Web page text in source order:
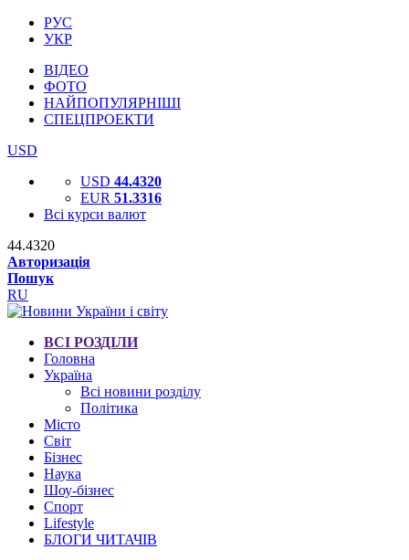
РУС
УКР
ВІДЕО
ФОТО
НАЙПОПУЛЯРНІШІ
СПЕЦПРОЕКТИ
USD
USD 44.4320
EUR 51.3316
Всі курси валют
44.4320
Авторизація
Пошук
RU
ВСІ РОЗДІЛИ
Головна
Україна
Всі новини розділу
Політика
Місто
Світ
Бізнес
Наука
Шоу-бізнес
Спорт
Lifestyle
БЛОГИ ЧИТАЧІВ